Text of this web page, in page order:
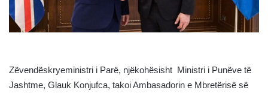
Zëvendëskryeministri i Parë, njëkohësisht Ministri i Punëve të
Jashtme, Glauk Konjufca, takoi Ambasadorin e Mbretërisë së